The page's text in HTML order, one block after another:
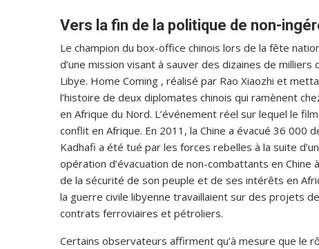
Vers la fin de la politique de non-
Le champion du box-office chinois lors de la fête
d’une mission visant à sauver des dizaines de
Libye. Home Coming , réalisé par Rao Xiaozhi et
l’histoire de deux diplomates chinois qui ramènent
en Afrique du Nord. L’événement réel sur lequel le
conflit en Afrique. En 2011, la Chine a évacué 36
Kadhafi a été tué par les forces rebelles à la suite
opération d’évacuation de non-combattants en Chine
de la sécurité de son peuple et de ses intérêts en
la guerre civile libyenne travaillaient sur des projets
contrats ferroviaires et pétroliers.
Certains observateurs affirment qu’à mesure que le